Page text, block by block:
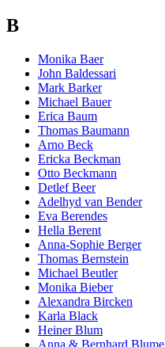
B
Monika Baer
John Baldessari
Mark Barker
Michael Bauer
Erica Baum
Thomas Baumann
Arno Beck
Ericka Beckman
Otto Beckmann
Detlef Beer
Adelhyd van Bender
Eva Berendes
Hella Berent
Anna-Sophie Berger
Thomas Bernstein
Michael Beutler
Monika Bieber
Alexandra Bircken
Karla Black
Heiner Blum